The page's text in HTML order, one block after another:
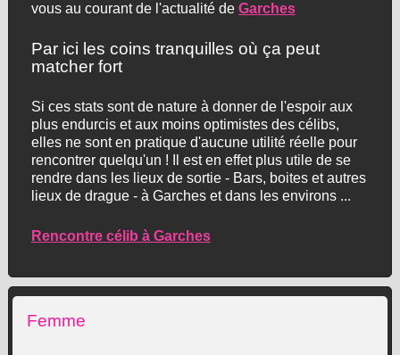
vous au courant de l'actualité de Garches
Par ici les coins tranquilles où ça peut
matcher fort
Si ces stats sont de nature à donner de l'espoir aux
plus endurcis et aux moins optimistes des célibs,
elles ne sont en pratique d'aucune utilité réelle pour
rencontrer quelqu'un ! Il est en effet plus utile de se
rendre dans les lieux de sortie - Bars, boites et autres
lieux de drague - à Garches et dans les environs ...
Rencontre célib à Garches
Femme